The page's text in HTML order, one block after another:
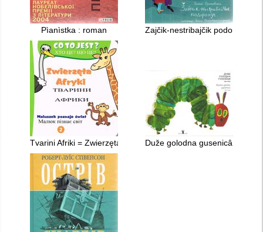
Pìanìstka : roman Zajčik-nestribajčik podorožuê
Tvarini Afriki = Zwierzęta Afryki Duže golodna gusenicâ =